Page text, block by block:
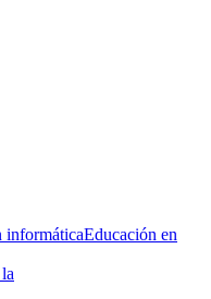
informáticaEducación en